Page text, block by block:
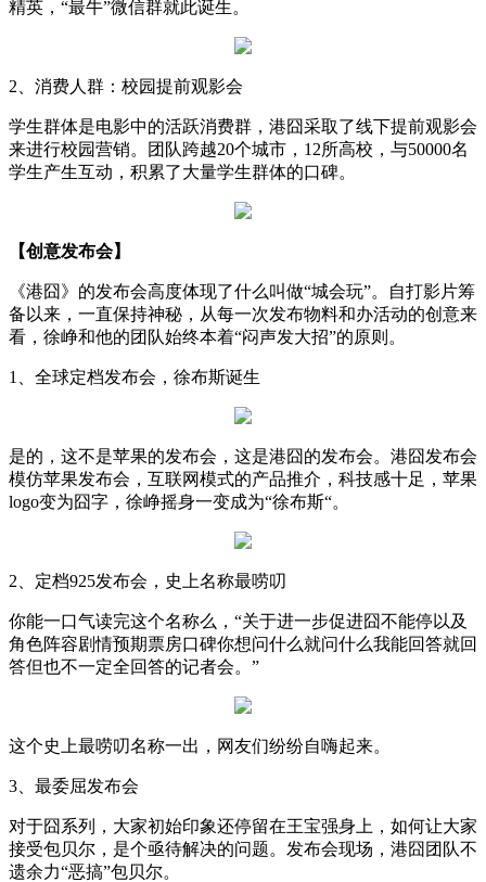
精英，“最牛”微信群就此诞生。
2、消费人群：校园提前观影会
学生群体是电影中的活跃消费群，港囧采取了线下提前观影会
来进行校园营销。团队跨越20个城市，12所高校，与50000名
学生产生互动，积累了大量学生群体的口碑。
【创意发布会】
《港囧》的发布会高度体现了什么叫做“城会玩”。自打影片筹
备以来，一直保持神秘，从每一次发布物料和办活动的创意来
看，徐峥和他的团队始终本着“闷声发大招”的原则。
1、全球定档发布会，徐布斯诞生
是的，这不是苹果的发布会，这是港囧的发布会。港囧发布会
模仿苹果发布会，互联网模式的产品推介，科技感十足，苹果
logo变为囧字，徐峥摇身一变成为“徐布斯“。
2、定档925发布会，史上名称最唠叨
你能一口气读完这个名称么，“关于进一步促进囧不能停以及
角色阵容剧情预期票房口碑你想问什么就问什么我能回答就回
答但也不一定全回答的记者会。”
这个史上最唠叨名称一出，网友们纷纷自嗨起来。
3、最委屈发布会
对于囧系列，大家初始印象还停留在王宝强身上，如何让大家
接受包贝尔，是个亟待解决的问题。发布会现场，港囧团队不
遗余力“恶搞”包贝尔。